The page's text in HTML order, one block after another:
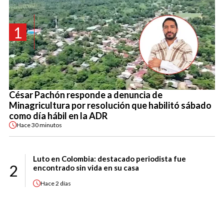
1
César Pachón responde a denuncia de
Minagricultura por resolución que habilitó sábado
como día hábil en la ADR
Hace30 minutos
2
Luto en Colombia: destacado periodista fue
encontrado sin vida en su casa
Hace2 días